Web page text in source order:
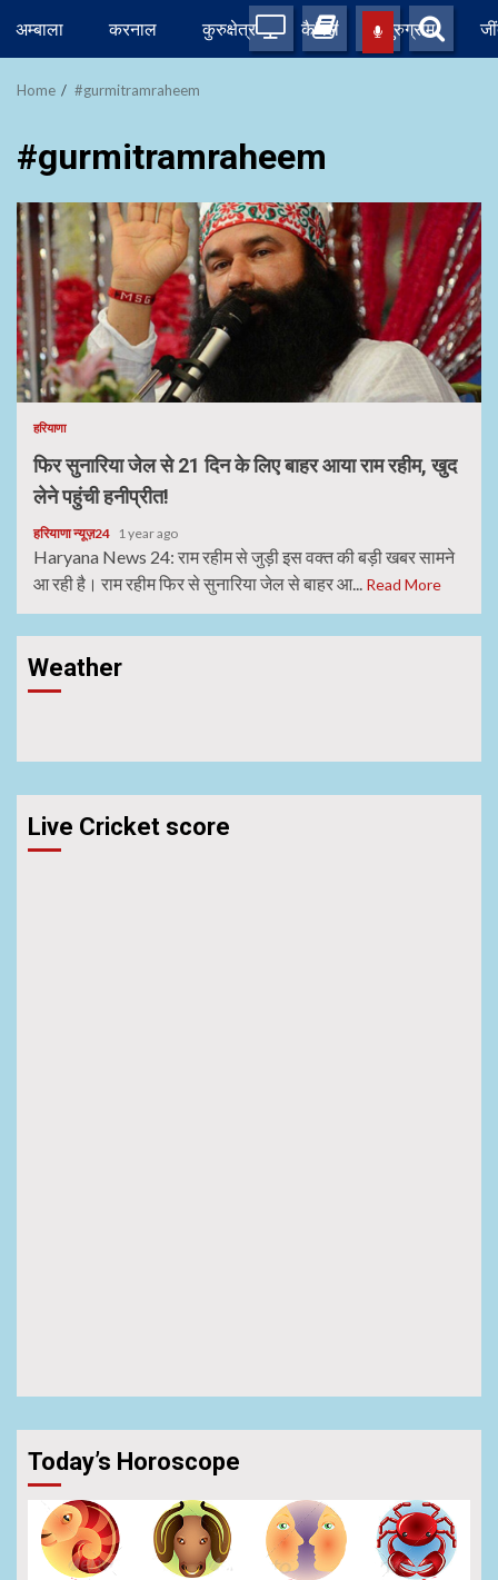
content
अम्बाला करनाल कुरुक्षेत्र कैथल गुरुग्राम
Home #gurmitramraheem
#gurmitramraheem
हरियाणा
फिर सुनारिया जेल से 21 दिन के लिए बाहर आया राम रहीम, खुद
लेने पहुंची हनीप्रीत!
हरियाणा न्यूज़24 1 year ago
Haryana News 24: राम रहीम से जुड़ी इस वक्त की बड़ी खबर सामने
आ रही है। राम रहीम फिर से सुनारिया जेल से बाहर आ... Read More
Weather
Live Cricket score
Today’s Horoscope